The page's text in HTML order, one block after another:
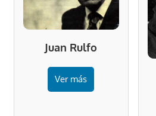
Juan Rulfo
Ver más